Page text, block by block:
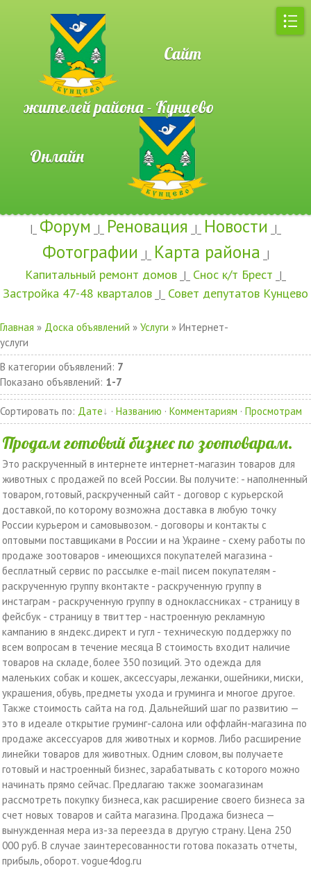
Сайт
жителей района - Кунцево
Онлайн
|_ Форум _|_ Реновация _|_ Новости _|_
Фотографии _|_ Карта района _|
Капитальный ремонт домов _|_ Снос к/т Брест _|_
Застройка 47-48 кварталов _|_ Совет депутатов Кунцево
Главная » Доска объявлений » Услуги » Интернет-
услуги
В категории объявлений: 7
Показано объявлений: 1-7
Сортировать по: Дате · Названию · Комментариям · Просмотрам
Продам готовый бизнес по зоотоварам.
Это раскрученный в интернете интернет-магазин товаров для
животных с продажей по всей России. Вы получите: - наполненный
товаром, готовый, раскрученный сайт - договор с курьерской
доставкой, по которому возможна доставка в любую точку
России курьером и самовывозом. - договоры и контакты с
оптовыми поставщиками в России и на Украине - схему работы по
продаже зоотоваров - имеющихся покупателей магазина -
бесплатный сервис по рассылке e-mail писем покупателям -
раскрученную группу вконтакте - раскрученную группу в
инстаграм - раскрученную группу в одноклассниках - страницу в
фейсбук - страницу в твиттер - настроенную рекламную
кампанию в яндекс.директ и гугл - техническую поддержку по
всем вопросам в течение месяца В стоимость входит наличие
товаров на складе, более 350 позиций. Это одежда для
маленьких собак и кошек, аксессуары, лежанки, ошейники, миски,
украшения, обувь, предметы ухода и груминга и многое другое.
Также стоимость сайта на год. Дальнейший шаг по развитию —
это в идеале открытие груминг-салона или оффлайн-магазина по
продаже аксессуаров для животных и кормов. Либо расширение
линейки товаров для животных. Одним словом, вы получаете
готовый и настроенный бизнес, зарабатывать с которого можно
начинать прямо сейчас. Предлагаю также зоомагазинам
рассмотреть покупку бизнеса, как расширение своего бизнеса за
счет новых товаров и сайта магазина. Продажа бизнеса —
вынужденная мера из-за переезда в другую страну. Цена 250
000 руб. В случае заинтересованности готова показать отчеты,
прибыль, оборот. vogue4dog.ru